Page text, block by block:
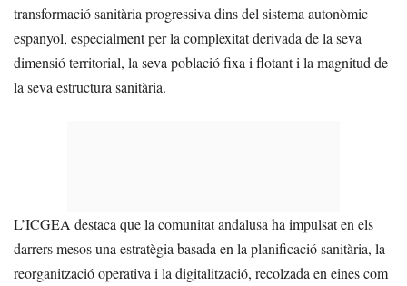
transformació sanitària progressiva dins del sistema autonòmic
espanyol, especialment per la complexitat derivada de la seva
dimensió territorial, la seva població fixa i flotant i la magnitud de
la seva estructura sanitària.
L’ICGEA destaca que la comunitat andalusa ha impulsat en els
darrers mesos una estratègia basada en la planificació sanitària, la
reorganització operativa i la digitalització, recolzada en eines com